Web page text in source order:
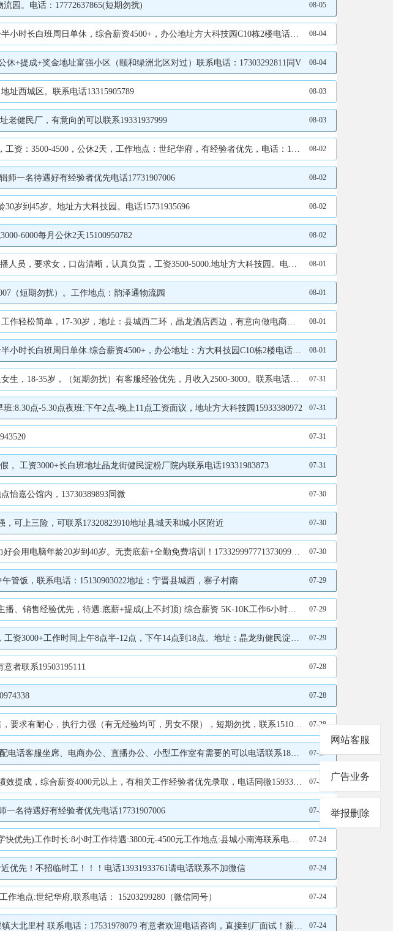
园。电话：17772637865(短期勿扰) 08-05
班周日单休，综合薪资4500+，办公地址方大科技园C10栋2楼电话13831935896 08-04
+提成+奖金地址富强小区（颐和绿洲北区对过）联系电话：17303292811同V 08-04
址西城区。联系电话13315905789 08-03
老健民厂，有意向的可以联系19331937999 08-03
4500，公休2天，工作地点：世纪华府，有经验者优先，电话：15203299280 08-02
一名待遇好有经验者优先电话17731907006 08-02
岁到45岁。地址方大科技园。电话15731935696 08-02
6000每月公休2天15100950782 08-02
，口齿清晰，认真负责，工资3500-5000.地址方大科技园。电话：15227727773同v 08-01
（短期勿扰）。工作地点：韵泽通物流园 08-01
，17-30岁，地址：县城西二环，晶龙酒店西边，有意向做电商联系19933205287 08-01
班周日单休.综合薪资4500+，办公地址：方大科技园C10栋2楼电话17320813279 08-01
短期勿扰）有客服经验优先，月收入2500-3000。联系电话：19061895105（微信同号） 07-31
点-5.30点夜班:下午2点-晚上11点工资面议，地址方大科技园15933380972 07-31
07-31
工资3000+长白班地址晶龙街健民淀粉厂院内联系电话19331983873 07-31
怡嘉公馆内，13730389893同微 07-30
可上三险，可联系17320823910地址县城天和城小区附近 07-30
电脑年龄20岁到40岁。无责底薪+全勤免费培训！1733299977713730992277 07-30
管饭，联系电话：15130903022地址：宁晋县城西，寨子村南 07-29
普通、零活工、打单员。 ✅烫袋机普工（管食宿）负责车间烫袋机的操作，要求：25-50岁，有经验优先，薪资待遇：4000-5000 计件薪资，15元/小时。 ✅车间零活工（管食宿），要求：能长期稳定工作，薪资待遇：4500元/月。 ✅打单员（管食宿），要求：有相关工作经验，能长期稳定上班，薪资待遇：3000元/月， 联系电话：15631979993 07-29
作时间上午8点半-12点，下午14点到18点。地址：晶龙街健民淀粉厂院13473055591 07-29
者联系19503195111 07-28
07-28
耐心，执行力强（有无经验均可，男女不限），短期勿扰，联系15100906365 07-28
服坐席、电商办公、直播办公、小型工作室有需要的可以电话联系18713100222 07-27
，综合薪资4000元以上，有相关工作经验者优先录取，电话同微15933199971 07-25
名待遇好有经验者优先电话17731907006 07-24
时长:8小时工作待遇:3800元-4500元工作地点:县城小南海联系电话17732922718 07-24
优先！不招临时工！！！电话13931933761请电话联系不加微信 07-24
地点:世纪华府,联系电话： 15203299280（微信同号） 07-24
村 联系电话：17531978079 有意者欢迎电话咨询，直接到厂面试！薪资面谈。 07-24
网站客服
广告业务
举报删除